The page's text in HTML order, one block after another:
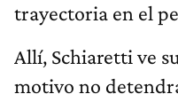
trayectoria en el
Allí, Schiaretti ve
motivo no